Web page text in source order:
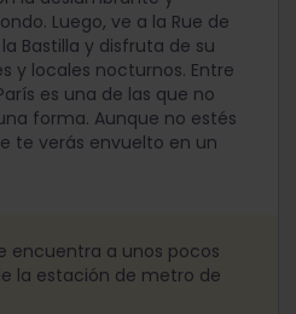
Luego, ve a la Rue de
Bastilla y disfruta de su
y locales nocturnos. Entre
es una de las que no
forma. Aunque no estés
te verás envuelto en un
encuentra a unos pocos
la estación de metro de